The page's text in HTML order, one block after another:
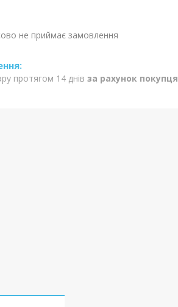
не приймає замовлення
протягом 14 днів за рахунок покупця